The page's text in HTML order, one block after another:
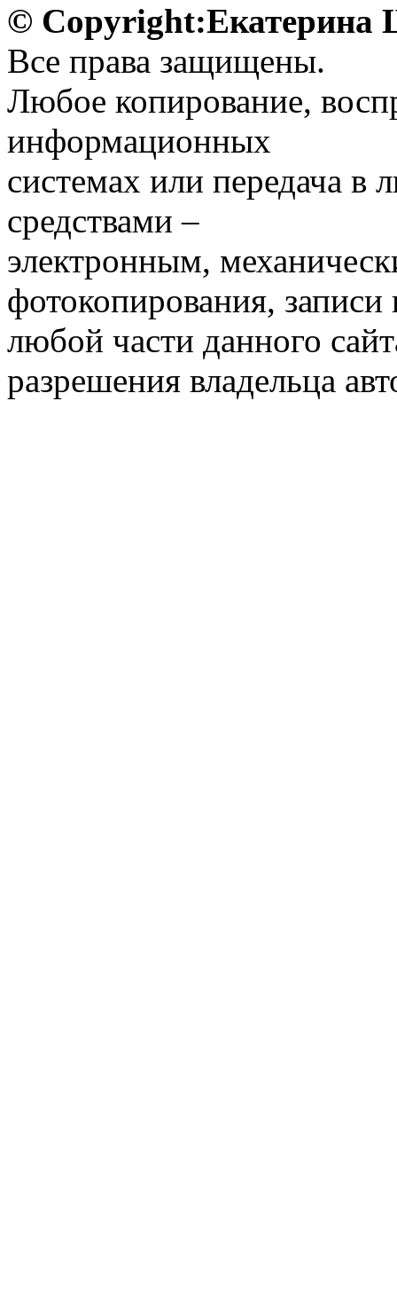
© Copyright:Екатерина
Все права защищены.
Любое копирование,
информационных
системах или передача
средствами –
электронным,
фотокопирования,
любой части данного
разрешения владельца